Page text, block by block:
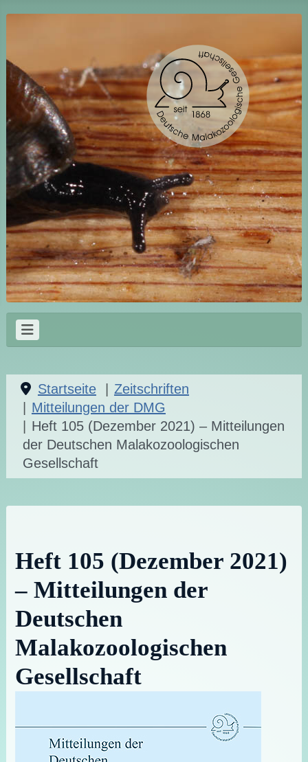
Startseite
Zeitschriften
Mitteilungen der DMG
Heft 105 (Dezember 2021) – Mitteilungen
der Deutschen Malakozoologischen
Gesellschaft
Heft 105 (Dezember 2021)
– Mitteilungen der
Deutschen
Malakozoologischen
Gesellschaft